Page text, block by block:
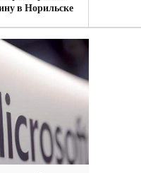
в Норильске